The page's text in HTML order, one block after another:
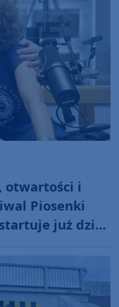
otwartości i
Piosenki
już dziś.